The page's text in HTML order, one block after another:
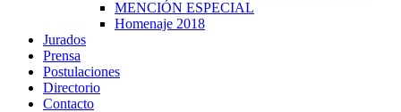
MENCIÓN ESPECIAL
Homenaje 2018
Jurados
Prensa
Postulaciones
Directorio
Contacto